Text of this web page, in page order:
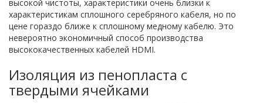
высокой чистоты, характеристики очень близки к
характеристикам сплошного серебряного кабеля, но по
цене гораздо ближе к сплошному медному кабелю. Это
невероятно экономичный способ производства
высококачественных кабелей HDMI.
Изоляция из пенопласта с
твердыми ячейками